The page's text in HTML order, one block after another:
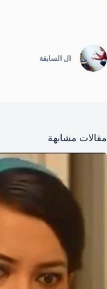
ال السابقة
مقالات مشابهة